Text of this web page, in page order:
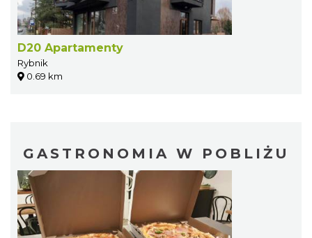
D20 Apartamenty
Rybnik
0.69 km
GASTRONOMIA W POBLIŻU